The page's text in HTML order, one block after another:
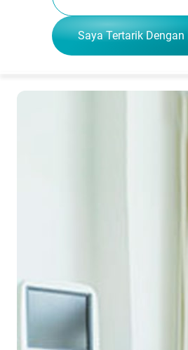
Saya Tertarik Dengan